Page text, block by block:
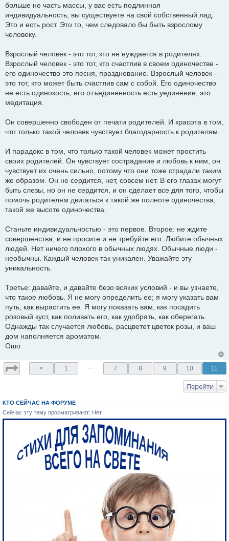
больше не часть массы, у вас есть подлинная
индивидуальность; вы существуете на свой собственный лад.
Это и есть рост. Это то, чем следовало бы быть взрослому
человеку.
Взрослый человек - это тот, кто не нуждается в родителях.
Взрослый человек - это тот, кто счастлив в своем одиночестве -
его одиночество это песня, празднование. Взрослый человек -
это тот, кто может быть счастлив сам с собой. Его одиночество
не есть одинокость, его отъединенность есть уединение, это
медитация.
Он совершенно свободен от печати родителей. И красота в том,
что только такой человек чувствует благодарность к родителям.
И парадокс в том, что только такой человек может простить
своих родителей. Он чувствует сострадание и любовь к ним, он
чувствует их очень сильно, потому что они тоже страдали таким
же образом. Он не сердится, нет, совсем нет. В его глазах могут
быть слезы, но он не сердится, и он сделает все для того, чтобы
помочь родителям двигаться к такой же полноте одиночества,
такой же высоте одиночества.
Станьте индивидуальностью - это первое. Второе: не ждите
совершенства, и не просите и не требуйте его. Любите обычных
людей. Нет ничего плохого в обычных людях. Обычные люди -
необычны. Каждый человек так уникален. Уважайте эту
уникальность.
Третье: давайте, и давайте безо всяких условий - и вы узнаете,
что такое любовь. Я не могу определить ее; я могу указать вам
путь, как вырастить ее. Я могу показать вам, как посадить
розовый куст, как поливать его, как удобрять, как оберегать.
Однажды так случается любовь, расцветет цветок розы, и ваш
дом наполняется ароматом.
Ошо
< 1 7 8 9 10 11
Перейти
КТО СЕЙЧАС НА ФОРУМЕ
Сейчас эту тему просматривают: Нет